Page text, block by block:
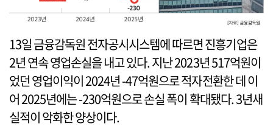
13일 금융감독원 전자공시시스템에 따르면 진흥기업은
2년 연속 영업손실을 내고 있다. 지난 2023년 517억원이
었던 영업이익이 2024년 -47억원으로 적자전환한 데 이
어 2025년에는 -230억원으로 손실 폭이 확대됐다. 3년새
실적이 악화한 양상이다.